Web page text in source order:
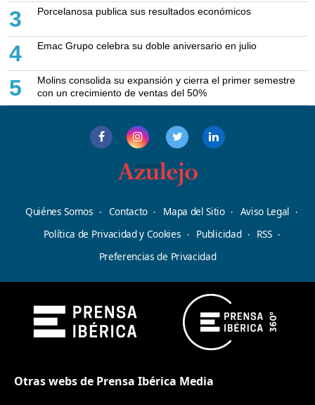
3 Porcelanosa publica sus resultados económicos
4 Emac Grupo celebra su doble aniversario en julio
5
Molins consolida su expansión y cierra el primer semestre
con un crecimiento de ventas del 50%
Quiénes Somos Contacto Mapa del Sitio
Aviso Legal
Política de Privacidad y Cookies
Publicidad
RSS
Preferencias de Privacidad
Otras webs de Prensa Ibérica Media